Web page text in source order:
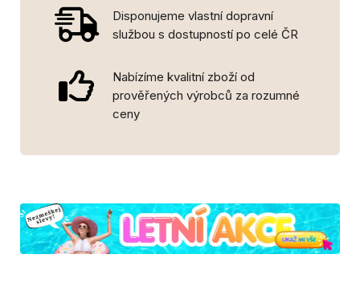
Disponujeme vlastní dopravní
službou s dostupností po celé ČR
Nabízíme kvalitní zboží od
prověřených výrobců za rozumné
ceny